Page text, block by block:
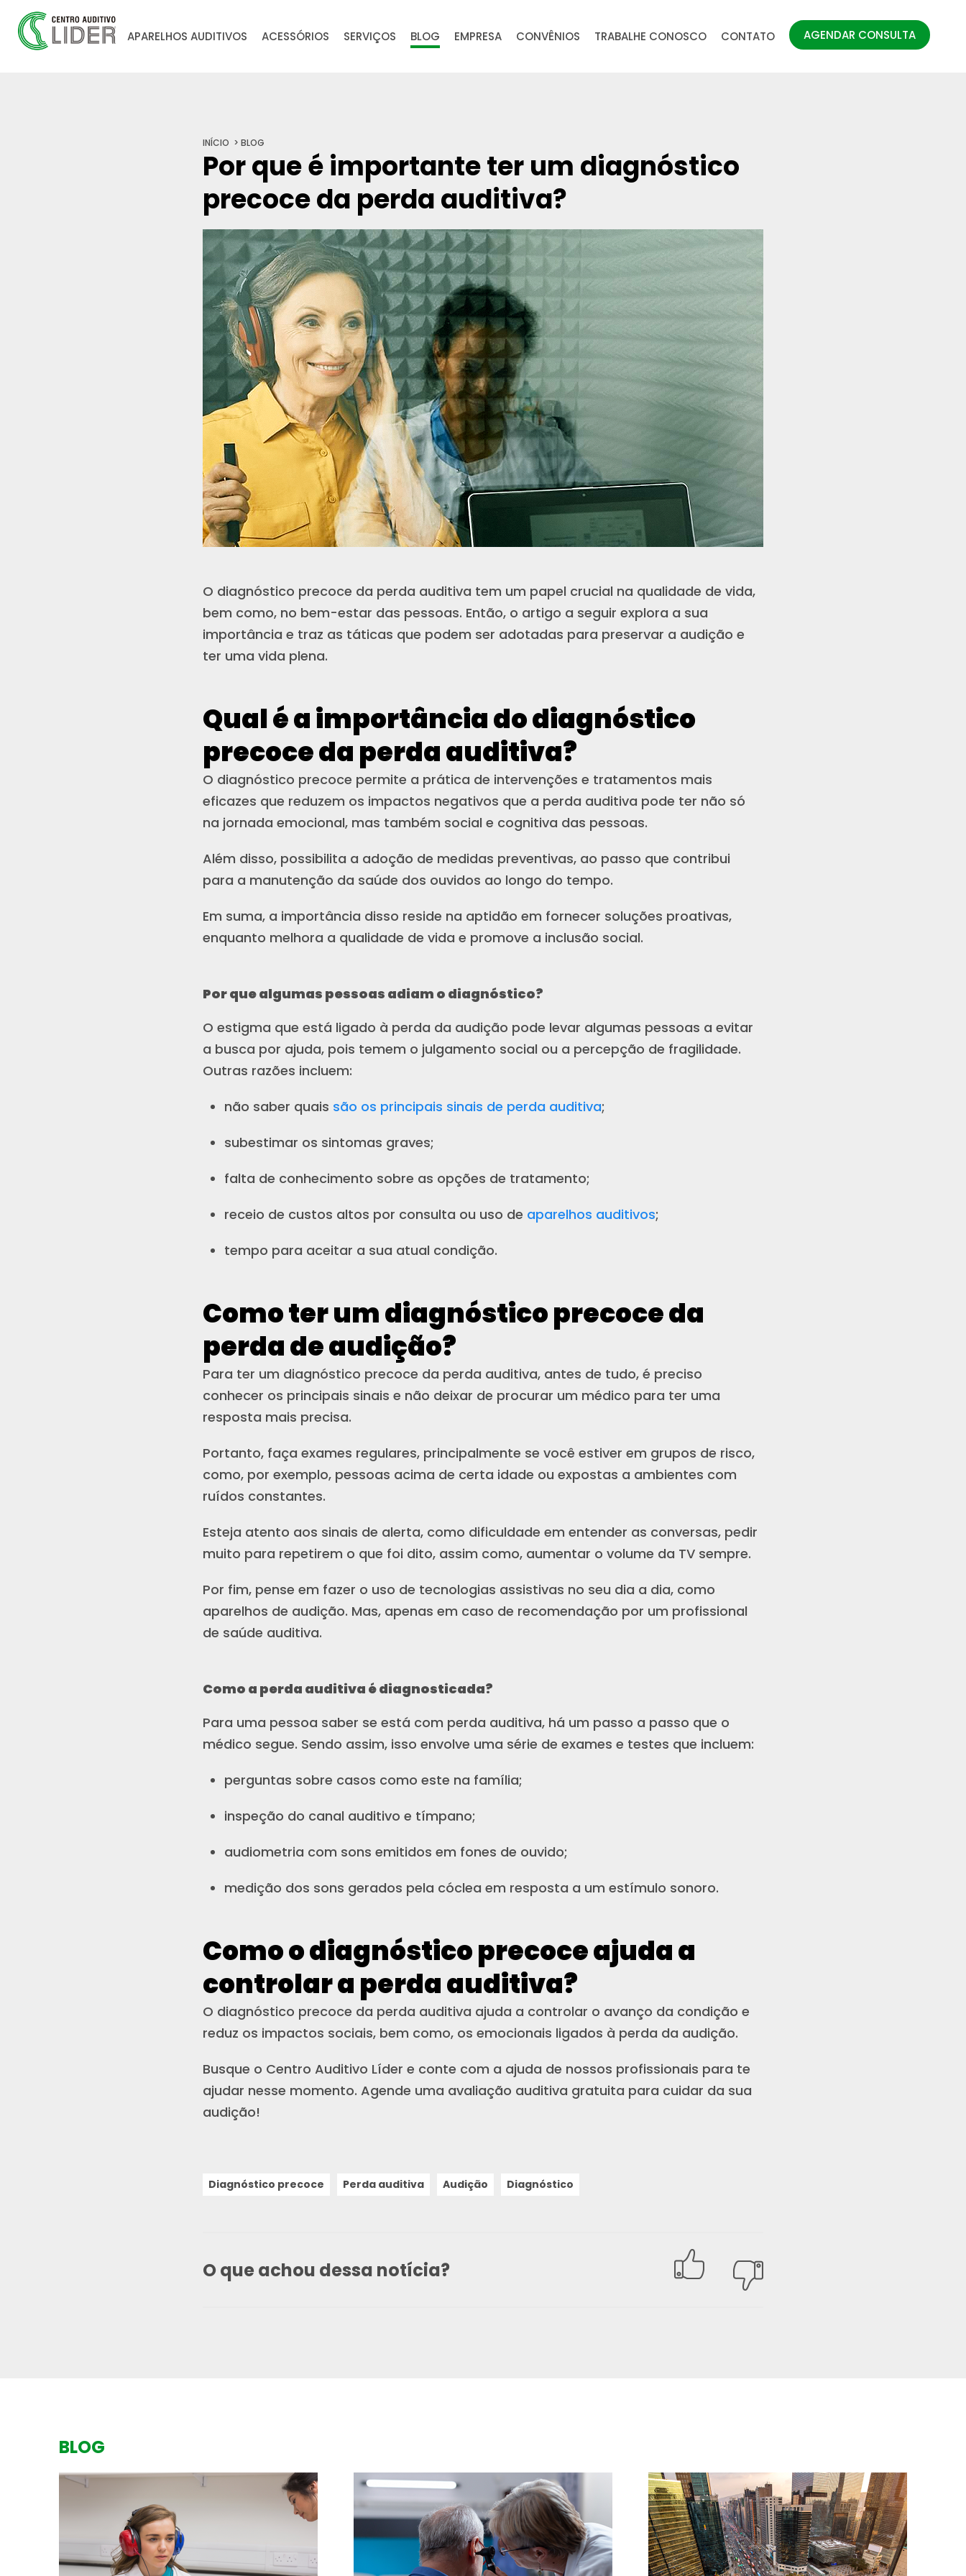
APARELHOS AUDITIVOS ACESSÓRIOS SERVIÇOS BLOG EMPRESA CONVÊNIOS TRABALHE CONOSCO CONTATO AGENDAR CONSULTA
INÍCIO BLOG
Por que é importante ter um diagnóstico
precoce da perda auditiva?
O diagnóstico precoce da perda auditiva tem um papel crucial na qualidade de vida,
bem como, no bem-estar das pessoas. Então, o artigo a seguir explora a sua
importância e traz as táticas que podem ser adotadas para preservar a audição e
ter uma vida plena.
Qual é a importância do diagnóstico
precoce da perda auditiva?
O diagnóstico precoce permite a prática de intervenções e tratamentos mais
eficazes que reduzem os impactos negativos que a perda auditiva pode ter não só
na jornada emocional, mas também social e cognitiva das pessoas.
Além disso, possibilita a adoção de medidas preventivas, ao passo que contribui
para a manutenção da saúde dos ouvidos ao longo do tempo.
Em suma, a importância disso reside na aptidão em fornecer soluções proativas,
enquanto melhora a qualidade de vida e promove a inclusão social.
Por que algumas pessoas adiam o diagnóstico?
O estigma que está ligado à perda da audição pode levar algumas pessoas a evitar
a busca por ajuda, pois temem o julgamento social ou a percepção de fragilidade.
Outras razões incluem:
não saber quais são os principais sinais de perda auditiva;
subestimar os sintomas graves;
falta de conhecimento sobre as opções de tratamento;
receio de custos altos por consulta ou uso de aparelhos auditivos;
tempo para aceitar a sua atual condição.
Como ter um diagnóstico precoce da
perda de audição?
Para ter um diagnóstico precoce da perda auditiva, antes de tudo, é preciso
conhecer os principais sinais e não deixar de procurar um médico para ter uma
resposta mais precisa.
Portanto, faça exames regulares, principalmente se você estiver em grupos de risco,
como, por exemplo, pessoas acima de certa idade ou expostas a ambientes com
ruídos constantes.
Esteja atento aos sinais de alerta, como dificuldade em entender as conversas, pedir
muito para repetirem o que foi dito, assim como, aumentar o volume da TV sempre.
Por fim, pense em fazer o uso de tecnologias assistivas no seu dia a dia, como
aparelhos de audição. Mas, apenas em caso de recomendação por um profissional
de saúde auditiva.
Como a perda auditiva é diagnosticada?
Para uma pessoa saber se está com perda auditiva, há um passo a passo que o
médico segue. Sendo assim, isso envolve uma série de exames e testes que incluem:
perguntas sobre casos como este na família;
inspeção do canal auditivo e tímpano;
audiometria com sons emitidos em fones de ouvido;
medição dos sons gerados pela cóclea em resposta a um estímulo sonoro.
Como o diagnóstico precoce ajuda a
controlar a perda auditiva?
O diagnóstico precoce da perda auditiva ajuda a controlar o avanço da condição e
reduz os impactos sociais, bem como, os emocionais ligados à perda da audição.
Busque o Centro Auditivo Líder e conte com a ajuda de nossos profissionais para te
ajudar nesse momento. Agende uma avaliação auditiva gratuita para cuidar da sua
audição!
Diagnóstico precoce Perda auditiva Audição Diagnóstico
O que achou dessa notícia?
BLOG